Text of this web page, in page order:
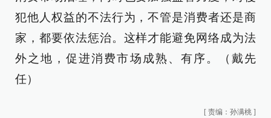
犯他人权益的不法行为，不管是消费者还是商
家，都要依法惩治。这样才能避免网络成为法
外之地，促进消费市场成熟、有序。（戴先
任）
[ 责编：孙满桃 ]